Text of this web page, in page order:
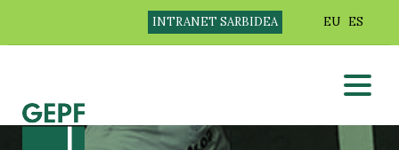
INTRANET SARBIDEA EU ES